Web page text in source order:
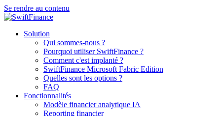
Se rendre au contenu
Solution
Qui sommes-nous ?
Pourquoi utiliser SwiftFinance ?
Comment c'est implanté ?
SwiftFinance Microsoft Fabric Edition
Quelles sont les options ?
FAQ
Fonctionnalités
Modèle financier analytique IA
Reporting financier